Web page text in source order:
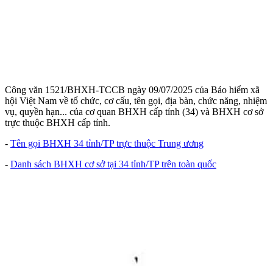
Công văn 1521/BHXH-TCCB ngày 09/07/2025 của Bảo hiểm xã
hội Việt Nam về tổ chức, cơ cấu, tên gọi, địa bàn, chức năng, nhiệm
vụ, quyền hạn... của cơ quan BHXH cấp tỉnh (34) và BHXH cơ sở
trực thuộc BHXH cấp tỉnh.
- Tên gọi BHXH 34 tỉnh/TP trực thuộc Trung ương
- Danh sách BHXH cơ sở tại 34 tỉnh/TP trên toàn quốc